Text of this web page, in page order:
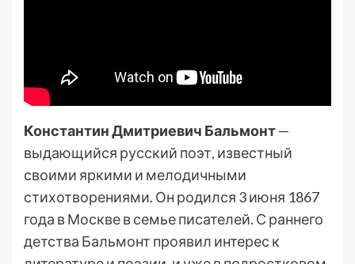
Константин Дмитриевич Бальмонт—
выдающийся русский поэт, известный
своими яркими и мелодичными
стихотворениями. Он родился 3 июня 1867
года в Москве в семье писателей. С раннего
детства Бальмонт проявил интерес к